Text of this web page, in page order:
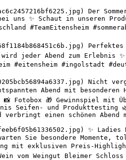
Der
✨ Schaut in unseren
#TeamEitensheim
jeder Abend zum
#ingolstadt
Nicht
Abend mit
Fotobox 🎁 Gewinnspiel mit
Seifen- und Produkttesting
einen schönen
✨
Sie besondere
mit exklusiven Preis-
vom Weingut Bleimer